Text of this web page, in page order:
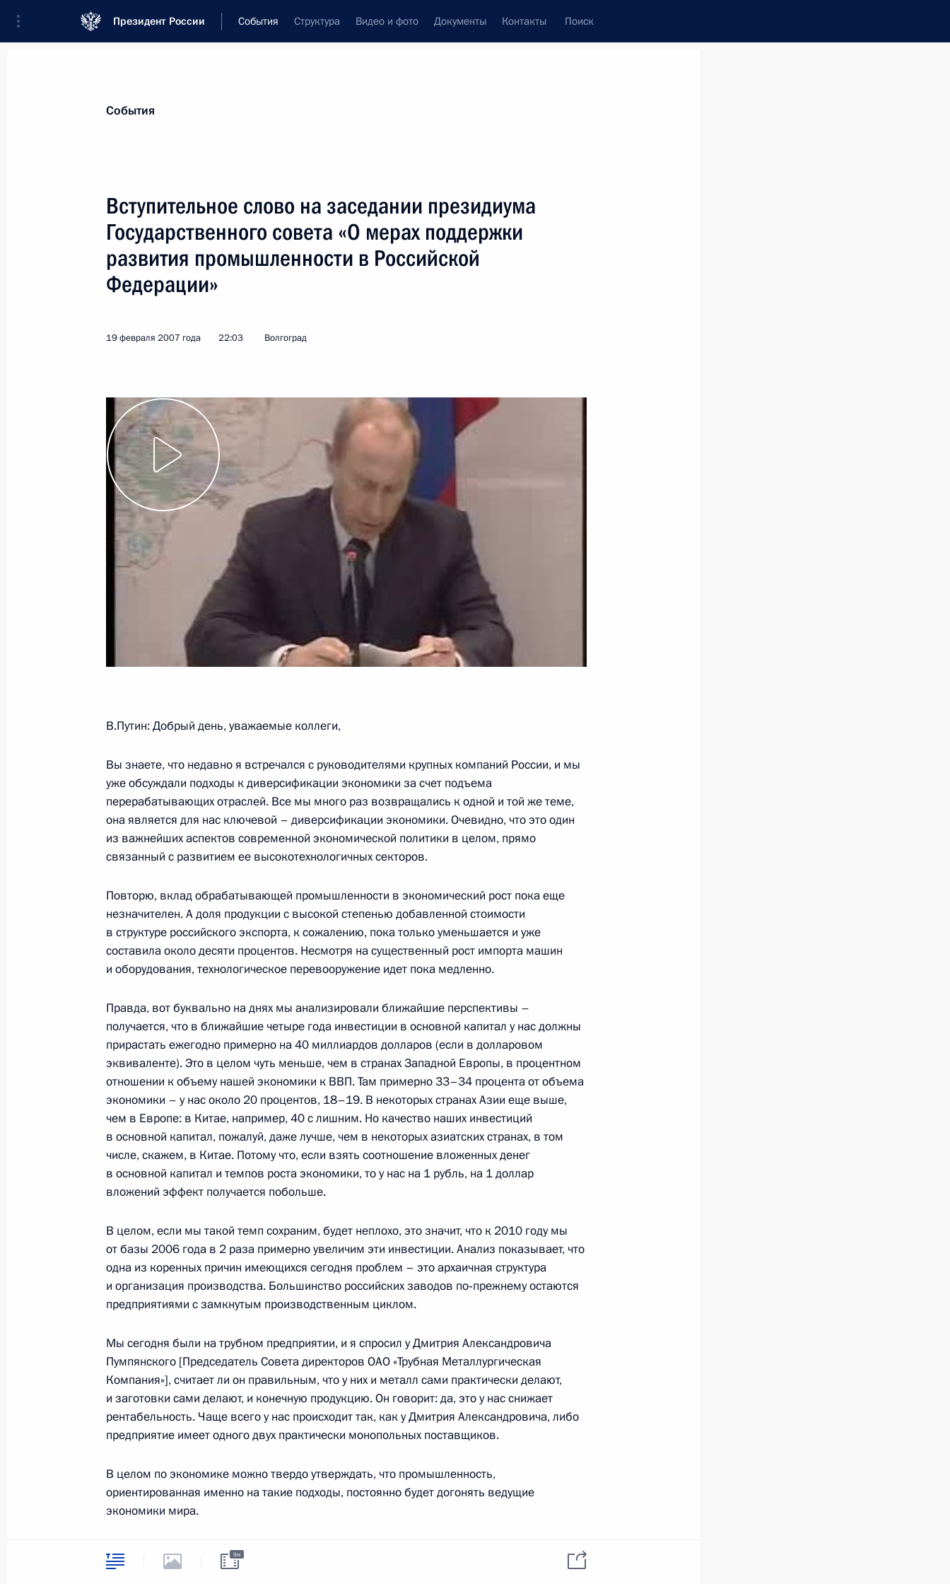
Президент России События Структура Видео и фото Документы Контакты Поиск
Президента
России
Структура
Видео и фото
Документы
Контакты
Поиск
Подписаться
Справочник
Версия для людей
с ограниченными
возможностями
English
Информационные
ресурсы
Президента России
Государственная
символика
Обратиться к Президенту
Президент России —
Виртуальный тур по
Кремлю
Владимир Путин —
личный сайт
Дикая природа России
сетевые ресурсы
Президента России
ВКонтакте
Rutube
Telegram-канал
YouTube
техническая
информация
Об использовании
данных пользователей
Написать в редакцию
Все материалы сайта
События
Вступительное слово на заседании президиума
Государственного совета «О мерах поддержки
развития промышленности в Российской
Федерации»
19 февраля 2007 года 22:03 Волгоград
В.Путин: Добрый день, уважаемые коллеги,
Вы знаете, что недавно я встречался с руководителями крупных компаний России, и мы
уже обсуждали подходы к диверсификации экономики за счет подъема
перерабатывающих отраслей. Все мы много раз возвращались к одной и той же теме,
она является для нас ключевой – диверсификации экономики. Очевидно, что это один
из важнейших аспектов современной экономической политики в целом, прямо
связанный с развитием ее высокотехнологичных секторов.
Повторю, вклад обрабатывающей промышленности в экономический рост пока еще
незначителен. А доля продукции с высокой степенью добавленной стоимости
в структуре российского экспорта, к сожалению, пока только уменьшается и уже
составила около десяти процентов. Несмотря на существенный рост импорта машин
и оборудования, технологическое перевооружение идет пока медленно.
Правда, вот буквально на днях мы анализировали ближайшие перспективы –
получается, что в ближайшие четыре года инвестиции в основной капитал у нас должны
прирастать ежегодно примерно на 40 миллиардов долларов (если в долларовом
эквиваленте). Это в целом чуть меньше, чем в странах Западной Европы, в процентном
отношении к объему нашей экономики к ВВП. Там примерно 33–34 процента от объема
экономики – у нас около 20 процентов, 18–19. В некоторых странах Азии еще выше,
чем в Европе: в Китае, например, 40 с лишним. Но качество наших инвестиций
в основной капитал, пожалуй, даже лучше, чем в некоторых азиатских странах, в том
числе, скажем, в Китае. Потому что, если взять соотношение вложенных денег
в основной капитал и темпов роста экономики, то у нас на 1 рубль, на 1 доллар
вложений эффект получается побольше.
В целом, если мы такой темп сохраним, будет неплохо, это значит, что к 2010 году мы
от базы 2006 года в 2 раза примерно увеличим эти инвестиции. Анализ показывает, что
одна из коренных причин имеющихся сегодня проблем – это архаичная структура
и организация производства. Большинство российских заводов по‑прежнему остаются
предприятиями с замкнутым производственным циклом.
Мы сегодня были на трубном предприятии, и я спросил у Дмитрия Александровича
Пумпянского [Председатель Совета директоров ОАО «Трубная Металлургическая
Компания»], считает ли он правильным, что у них и металл сами практически делают,
и заготовки сами делают, и конечную продукцию. Он говорит: да, это у нас снижает
рентабельность. Чаще всего у нас происходит так, как у Дмитрия Александровича, либо
предприятие имеет одного двух практически монопольных поставщиков.
В целом по экономике можно твердо утверждать, что промышленность,
ориентированная именно на такие подходы, постоянно будет догонять ведущие
экономики мира.
Опыт успешных индустриальных стран показывает, что необходима принципиально
новая модель организации производства, модель, ориентированная на создание
9м